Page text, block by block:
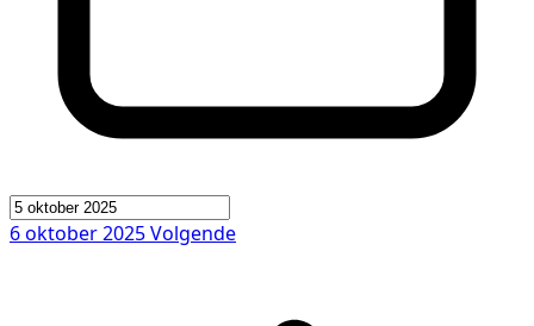
6 oktober 2025Volgende